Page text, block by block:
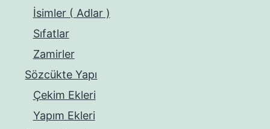
İsimler ( Adlar )
Sıfatlar
Zamirler
Sözcükte Yapı
Çekim Ekleri
Yapım Ekleri